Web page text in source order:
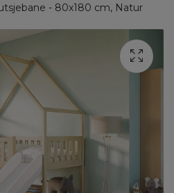
- 80x180 cm, Natur